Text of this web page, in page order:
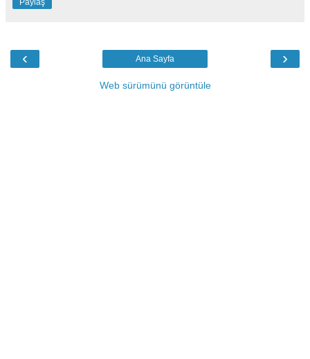
‹ ›
Ana Sayfa
Web sürümünü görüntüle